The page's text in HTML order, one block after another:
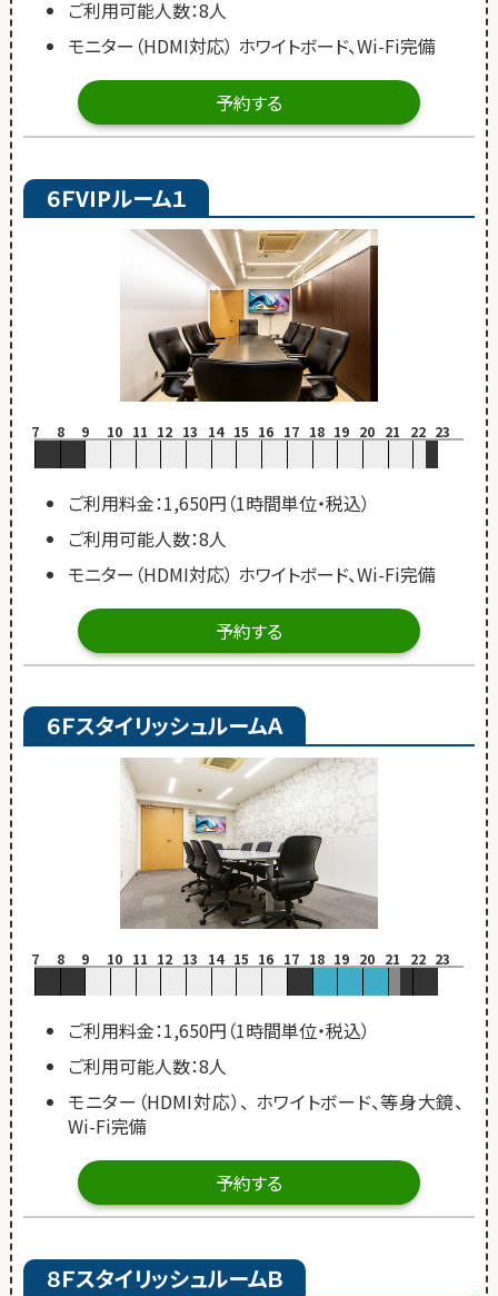
ご利用可能人数：8人
モニター（HDMI対応） ホワイトボード、Wi-Fi完備
予約する
６ＦVIPルーム１
7 8 9 10 11 12 13 14 15 16 17 18 19 20 21 22 23
ご利用料金：1,650円（1時間単位・税込）
ご利用可能人数：8人
モニター（HDMI対応） ホワイトボード、Wi-Fi完備
予約する
６ＦスタイリッシュルームＡ
7 8 9 10 11 12 13 14 15 16 17 18 19 20 21 22 23
ご利用料金：1,650円（1時間単位・税込）
ご利用可能人数：8人
モニター（HDMI対応）、 ホワイトボード、等身大鏡、
Wi-Fi完備
予約する
８ＦスタイリッシュルームＢ